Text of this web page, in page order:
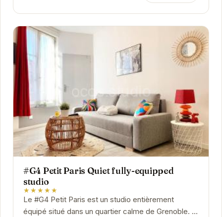
#G4 Petit Paris Quiet fully-equipped
studio
★★★★★
Le #G4 Petit Paris est un studio entièrement
équipé situé dans un quartier calme de Grenoble. Il